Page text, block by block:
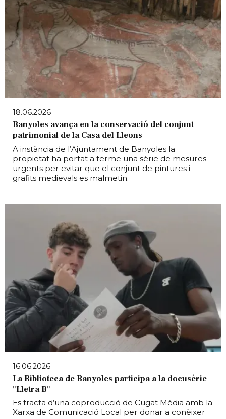
18.06.2026
Banyoles avança en la conservació del conjunt
patrimonial de la Casa del Lleons
A instància de l’Ajuntament de Banyoles la
propietat ha portat a terme una sèrie de mesures
urgents per evitar que el conjunt de pintures i
grafits medievals es malmetin.
16.06.2026
La Biblioteca de Banyoles participa a la docusèrie
"Lletra B"
Es tracta d’una coproducció de Cugat Mèdia amb la
Xarxa de Comunicació Local per donar a conèixer